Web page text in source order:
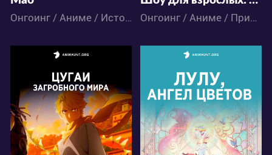
Онгоинг / Аниме / Исторический / Сёнэн Онгоинг / Аниме / Приключения
29301 6179